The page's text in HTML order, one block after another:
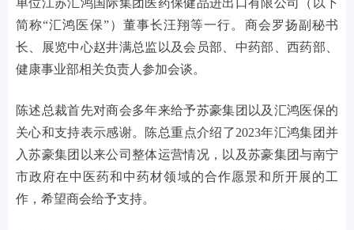
单位江苏汇鸿国际集团医药保健品进出口有限公司（以下
简称“汇鸿医保”）董事长汪翔等一行。商会罗扬副秘书
长、展览中心赵井满总监以及会员部、中药部、西药部、
健康事业部相关负责人参加会谈。
陈述总裁首先对商会多年来给予苏豪集团以及汇鸿医保的
关心和支持表示感谢。陈总重点介绍了2023年汇鸿集团并
入苏豪集团以来公司整体运营情况，以及苏豪集团与南宁
市政府在中医药和中药材领域的合作愿景和所开展的工
作，希望商会给予支持。